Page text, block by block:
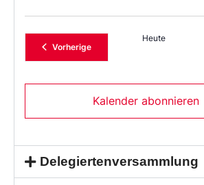
VorherigeVeranstaltungen
Heute
Kalender abonnieren
Delegiertenversammlung